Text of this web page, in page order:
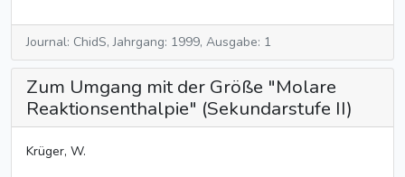
Journal: ChidS, Jahrgang: 1999, Ausgabe: 1
Zum Umgang mit der Größe "Molare
Reaktionsenthalpie" (Sekundarstufe II)
Krüger, W.